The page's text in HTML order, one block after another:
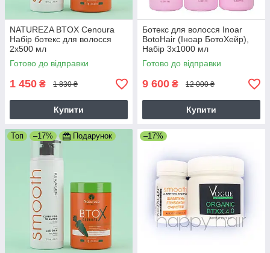
NATUREZA BTOX Cenoura
Набір ботекс для волосся
2х500 мл
Готово до відправки
1 450 ₴ 1 830 ₴
Купити
Ботекс для волосся Inoar
BotoHair (Іноар БотоХейр),
Набір 3х1000 мл
Готово до відправки
9 600 ₴ 12 000 ₴
Купити
Топ –17% Подарунок –17%